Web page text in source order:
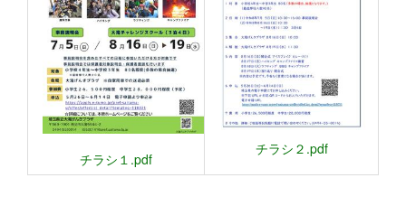
チラシ１.pdf
チラシ２.pdf